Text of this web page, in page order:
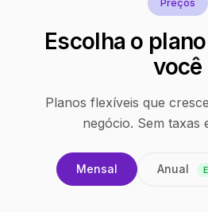
Escolha o
você
Planos flexíveis que
negócio. Sem taxas
Mensal Anual